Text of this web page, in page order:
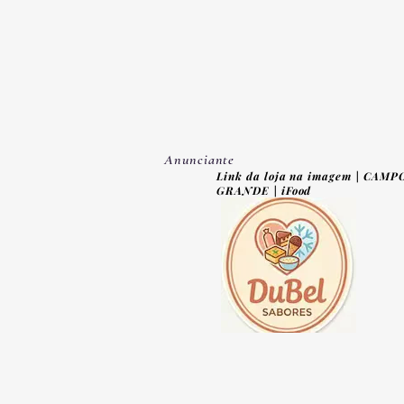
Anunciante
Link da loja na imagem |
GRANDE | iFood